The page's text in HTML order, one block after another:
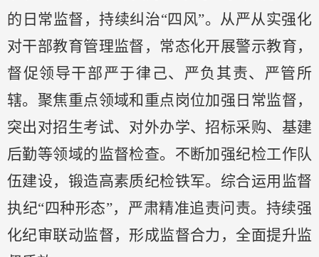
的日常监督，持续纠治“四风”。从严从实强化
对干部教育管理监督，常态化开展警示教育，
督促领导干部严于律己、严负其责、严管所
辖。聚焦重点领域和重点岗位加强日常监督，
突出对招生考试、对外办学、招标采购、基建
后勤等领域的监督检查。不断加强纪检工作队
伍建设，锻造高素质纪检铁军。综合运用监督
执纪“四种形态”，严肃精准追责问责。持续强
化纪审联动监督，形成监督合力，全面提升监